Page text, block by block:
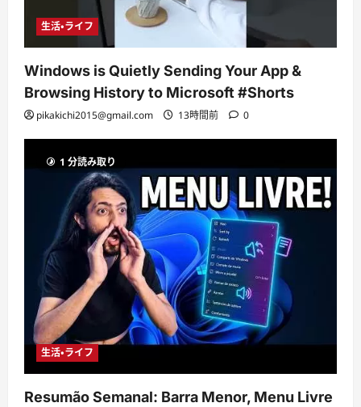
生活・ライフ
Windows is Quietly Sending Your App &
Browsing History to Microsoft #Shorts
pikakichi2015@gmail.com 13時間前 0
1 分読み取り
生活・ライフ
Resumão Semanal: Barra Menor, Menu Livre